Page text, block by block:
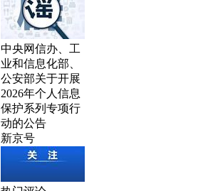
中央网信办、工
业和信息化部、
公安部关于开展
2026年个人信息
保护系列专项行
动的公告
新京号